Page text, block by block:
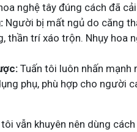
nghệ tây đúng cách đã
Người bị mất ngủ do căng
thần trí xáo trộn. Nhụy hoa
Tuấn tôi luôn nhấn mạnh
phụ, phù hợp cho người
vẫn khuyên nên dùng